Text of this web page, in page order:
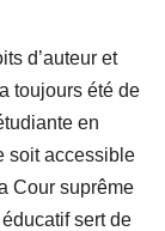
d’auteur et
toujours été de
en
soit accessible
Cour suprême
sert de